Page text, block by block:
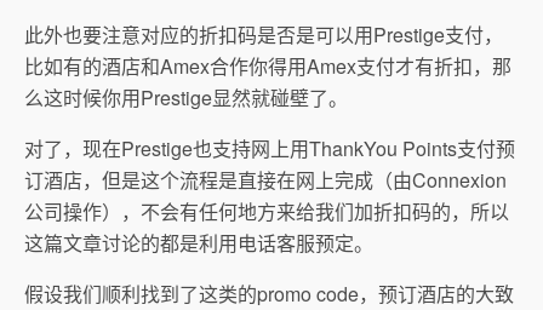
此外也要注意对应的折扣码是否是可以用Prestige支付，
比如有的酒店和Amex合作你得用Amex支付才有折扣，那
么这时候你用Prestige显然就碰壁了。
对了，现在Prestige也支持网上用ThankYou Points支付预
订酒店，但是这个流程是直接在网上完成（由Connexion
公司操作），不会有任何地方来给我们加折扣码的，所以
这篇文章讨论的都是利用电话客服预定。
假设我们顺利找到了这类的promo code，预订酒店的大致